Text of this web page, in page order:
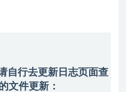
自行去更新日志页面查
文件更新：